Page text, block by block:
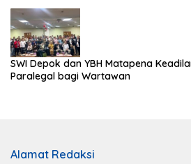
SWI Depok dan YBH Matapena
Paralegal bagi Wartawan
Alamat Redaksi